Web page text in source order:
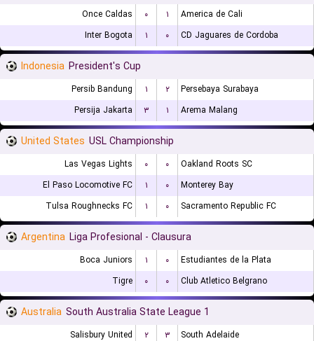
Once Caldas ۰ ۱
America de Cali
Inter Bogota
۱ ۰ CD Jaguares de Cordoba
Indonesia President's Cup
Persib Bandung ۱ ۲
Persebaya Surabaya
Persija Jakarta
۳ ۱ Arema Malang
United States USL Championship
Las Vegas Lights ۰ ۰
Oakland Roots SC
El Paso Locomotive FC
۱ ۰
Monterey Bay
Tulsa Roughnecks FC
۱ ۰ Sacramento Republic FC
Argentina Liga Profesional - Clausura
Boca Juniors ۱ ۰
Estudiantes de la Plata
Tigre
۰ ۰ Club Atletico Belgrano
Australia South Australia State League 1
Salisbury United ۲ ۳ South Adelaide